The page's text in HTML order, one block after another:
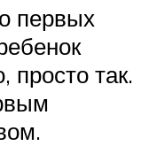
первых
просто так.